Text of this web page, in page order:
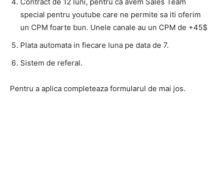
special pentru youtube care ne permite sa iti oferim
un CPM foarte bun. Unele canale au un CPM de +45$
Plata automata in fiecare luna pe data de 7.
Sistem de referal.
Pentru a aplica completeaza formularul de mai jos.